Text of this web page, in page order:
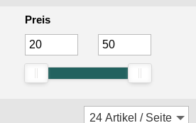
Preis